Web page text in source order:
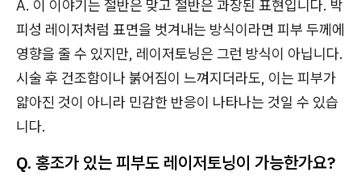
A. 이 이야기는 절반은 맞고 절반은 과장된 표현입니다. 박
피성 레이저처럼 표면을 벗겨내는 방식이라면 피부 두께에
영향을 줄 수 있지만, 레이저토닝은 그런 방식이 아닙니다.
시술 후 건조함이나 붉어짐이 느껴지더라도, 이는 피부가
얇아진 것이 아니라 민감한 반응이 나타나는 것일 수 있습
니다.
Q. 홍조가 있는 피부도 레이저토닝이 가능한가요?